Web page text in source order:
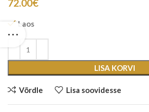
72.00€
Laos
LISA KORVI
Võrdle Lisa soovidesse